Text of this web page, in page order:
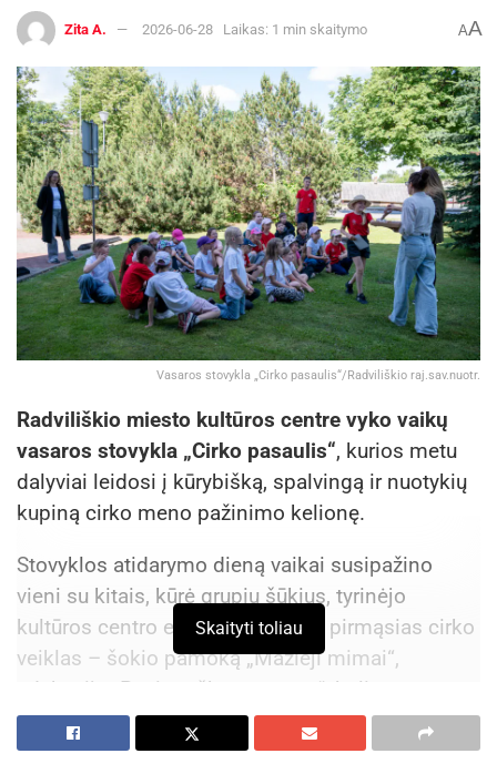
Zita A. 2026-06-28 Laikas: 1 min skaitymo AA
Vasaros stovykla „Cirko pasaulis“/Radviliškio raj.sav.nuotr.
Radviliškio miesto kultūros centre vyko vaikų
vasaros stovykla „Cirko pasaulis“, kurios metu
dalyviai leidosi į kūrybišką, spalvingą ir nuotykių
kupiną cirko meno pažinimo kelionę.
Stovyklos atidarymo dieną vaikai susipažino
vieni su kitais, kūrė grupių šūkius, tyrinėjo
kultūros centro erdves ir išbandė pirmąsias cirko
veiklas – šokio pamoką „Mažieji mimai“,
edukaciją „Pasipuošk pas magą“, balionų
lankstymą, muilo gamybą bei cirko triukų
dirbtuves su besisukančiomis lėkštelėmis.
Skaityti toliau